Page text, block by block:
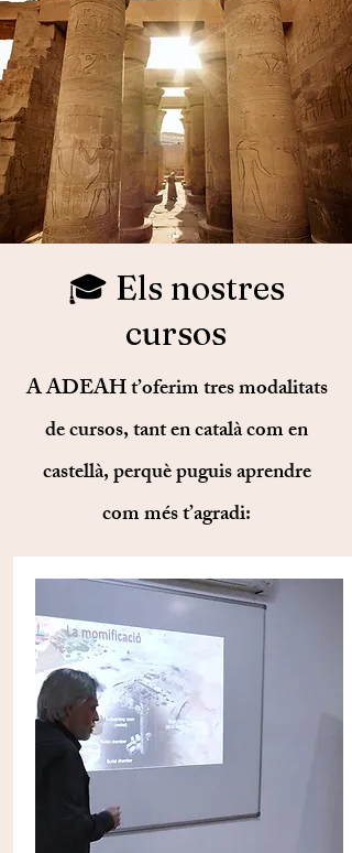
🎓 Els nostres
cursos
A ADEAH t’oferim tres modalitats
de cursos, tant en català com en
castellà, perquè puguis aprendre
com més t’agradi: